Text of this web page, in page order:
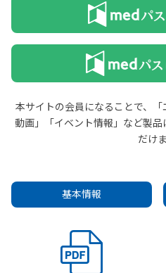
本サイトの会員になることで、
動画」「イベント情報」など製
だけ
基本情報